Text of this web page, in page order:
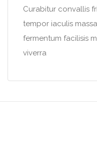
Curabitur convallis
tempor iaculis
fermentum facilisis
viverra